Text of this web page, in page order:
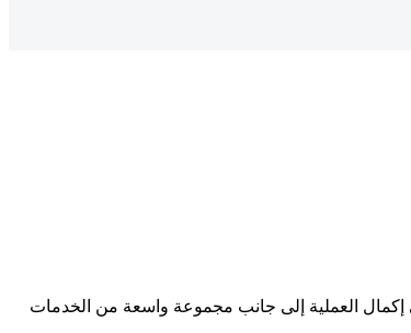
إكمال العملية إلى جانب مجموعة واسعة من الخدمات